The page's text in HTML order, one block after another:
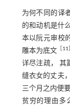
为何不同的译
的和动机是什
本以阮元审校
雕本为底文［ 11
详尽注疏， 其
缝衣女的丈夫
三个月之内便
贫穷的理由多